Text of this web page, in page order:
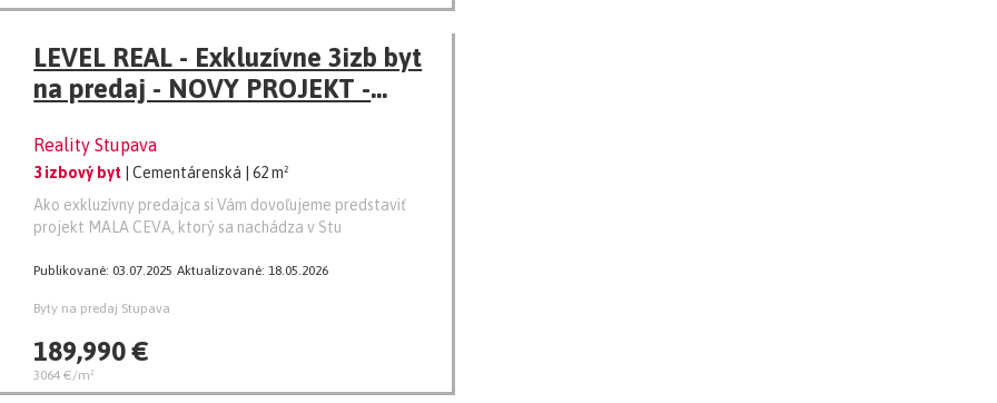
LEVEL REAL - Exkluzívne 3izb byt
na predaj - NOVY PROJEKT -
Reality Stupava
3 izbový byt | Cementárenská
| 62 m²
Ako exkluzívny predajca si Vám dovoľujeme predstaviť
projekt MALA CEVA, ktorý sa nachádza v Stu
Publikované: 03.07.2025 Aktualizované: 18.05.2026
Byty na predaj Stupava
189,990 €
3064 €/m²